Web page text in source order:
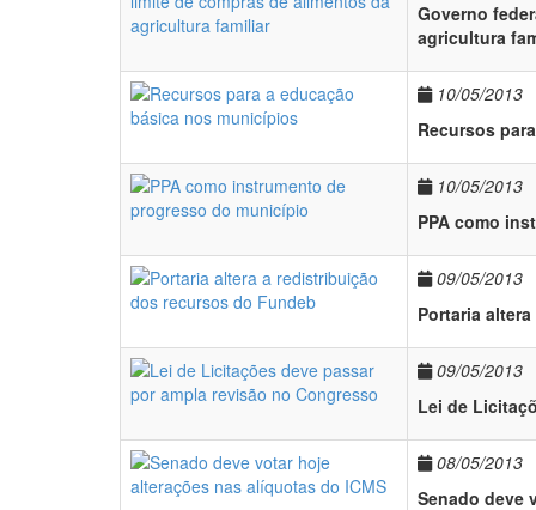
Governo
agricultura
10/05/2013
Recursos
10/05/2013
PPA como
09/05/2013
Portaria
09/05/2013
Lei de
08/05/2013
Senado deve